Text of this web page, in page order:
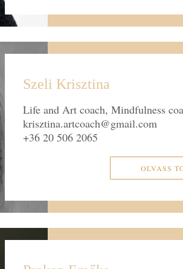
Szeli Krisztina
Life and Art coach, Mindfulness
krisztina.artcoach@gmail.com
+36 20 506 2065
OLVASS